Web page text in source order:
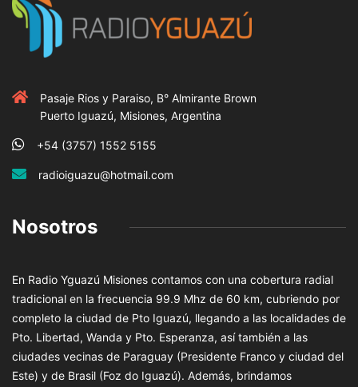
Pasaje Rios y Paraiso, B° Almirante Brown
Puerto Iguazú, Misiones, Argentina
+54 (3757) 1552 5155
radioiguazu@hotmail.com
Nosotros
En Radio Yguazú Misiones contamos con una cobertura radial
tradicional en la frecuencia 99.9 Mhz de 60 km, cubriendo por
completo la ciudad de Pto Iguazú, llegando a las localidades de
Pto. Libertad, Wanda y Pto. Esperanza, así también a las
ciudades vecinas de Paraguay (Presidente Franco y ciudad del
Este) y de Brasil (Foz do Iguazú). Además, brindamos